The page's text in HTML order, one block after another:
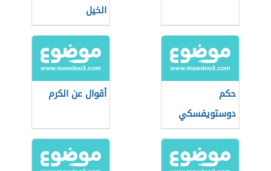
الخيل
حكم
دوستويفسكي
أقوال عن الكرم